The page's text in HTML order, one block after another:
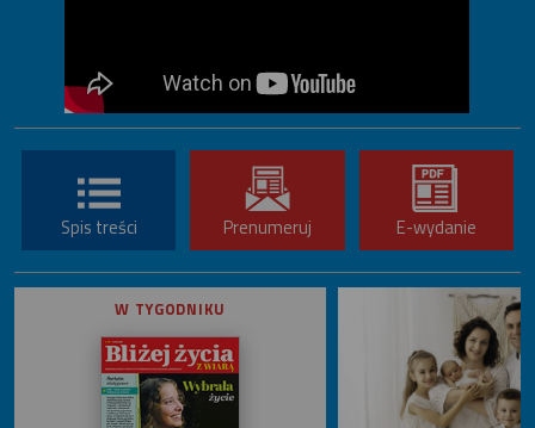
Spis treści Prenumeruj E-wydanie
W TYGODNIKU